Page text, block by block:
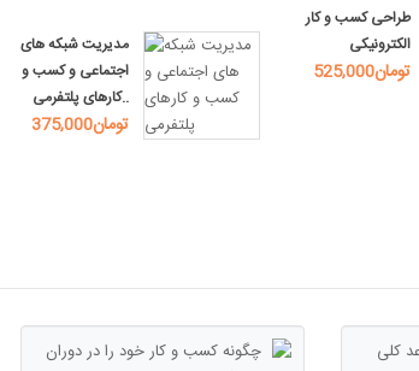
مدیریت شبکه های
اجتماعی و کسب و
کارهای پلتفرمی..
375,000تومان
طراحی کسب و کار
الکترونیکی
525,000تومان